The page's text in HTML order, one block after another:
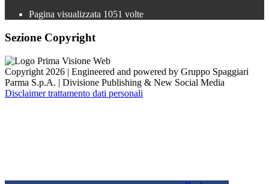
Pagina visualizzata 1051 volte
Sezione Copyright
Copyright 2026 | Engineered and powered by Gruppo Spaggiari
Parma S.p.A. | Divisione Publishing & New Social Media
Disclaimer trattamento dati personali